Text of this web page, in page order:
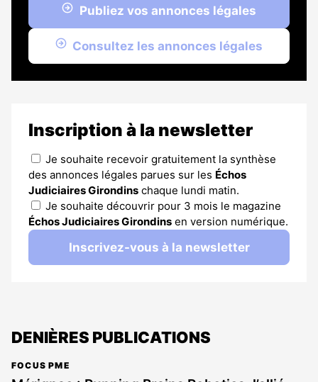
Publiez vos annonces légales
Consultez les annonces légales
Inscription à la newsletter
Je souhaite recevoir gratuitement la synthèse
des annonces légales parues sur les Échos
Judiciaires Girondins chaque lundi matin.
Je souhaite découvrir pour 3 mois le magazine
Échos Judiciaires Girondins en version numérique.
Inscrivez-vous à la newsletter
DENIÈRES PUBLICATIONS
FOCUS PME